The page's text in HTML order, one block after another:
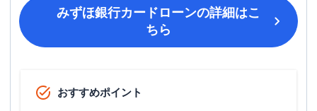
みずほ銀行カードローンの詳細はこ
ちら
おすすめポイント